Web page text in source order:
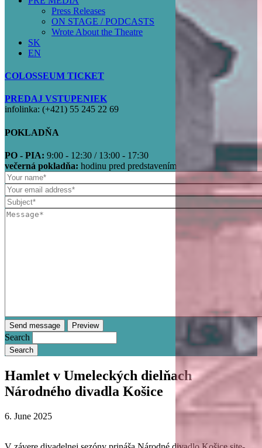
Press Releases
ON STAGE / PODCASTS
Wrote About the Theatre
SK
EN
COLOSSEUM TICKET
PREDAJ VSTUPENIEK
infolinka: (+421) 55 245 22 69
POKLADŇA
PO - PIA: 9:00 - 12:30 / 13:00 - 17:30
večerná pokladňa: hodinu pred predstavením
Search
Hamlet v Umeleckých dielňach
Národného divadla Košice
6. June 2025